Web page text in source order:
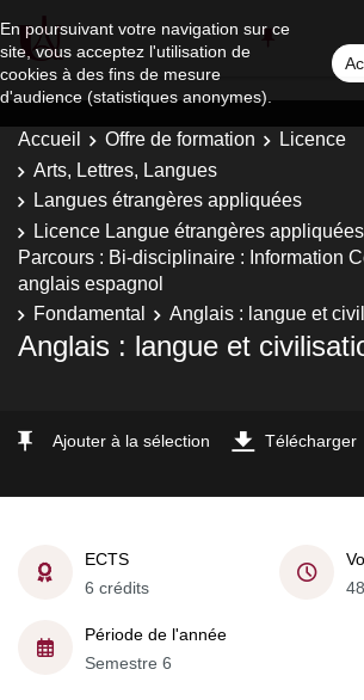
En poursuivant votre navigation sur ce
site, vous acceptez l'utilisation de
cookies à des fins de mesure
d'audience (statistiques anonymes).
Accueil Offre de formation
Licence
Arts, Lettres, Langues
Langues étrangères appliquées
Licence Langue étrangères
Parcours : Bi-disciplinaire : Information
anglais espagnol
Fondamental
Anglais : langue et
Anglais : langue et
Ajouter à la sélection Télécharger
ECTS
6 crédits
Période de l'année
Semestre 6